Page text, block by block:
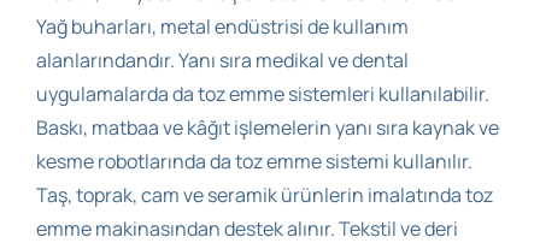
Yağ buharları, metal endüstrisi de kullanım
alanlarındandır. Yanı sıra medikal ve dental
uygulamalarda da toz emme sistemleri kullanılabilir.
Baskı, matbaa ve kâğıt işlemelerin yanı sıra kaynak ve
kesme robotlarında da toz emme sistemi kullanılır.
Taş, toprak, cam ve seramik ürünlerin imalatında toz
emme makinasından destek alınır. Tekstil ve deri